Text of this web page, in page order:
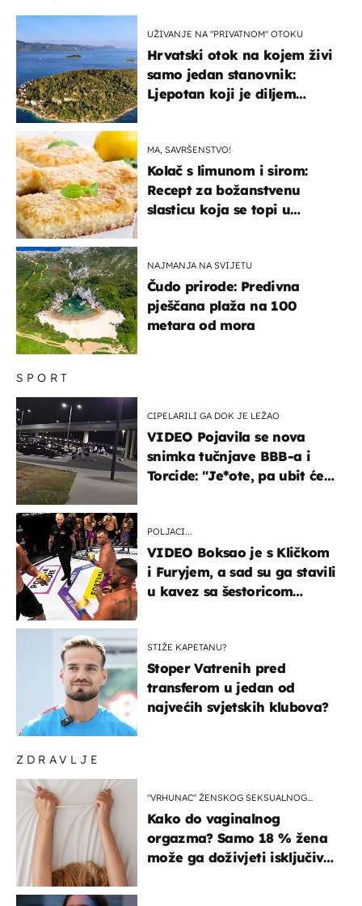
ZDRAVLJE
"VRHUNAC" ŽENSKOG SEKSUALNOG
Kako do vaginalnog
orgazma? Samo 18 % žena
može ga doživjeti isključivo
SPORT
CIPELARILI GA DOK JE LEŽAO
VIDEO Pojavila se nova
snimka tučnjave BBB-a i
Torcide: "Je*ote, pa ubit će
POLJACI...
VIDEO Boksao je s Kličkom
i Furyjem, a sad su ga stavili
u kavez sa šestoricom
STIŽE KAPETANU?
Stoper Vatrenih pred
transferom u jedan od
najvećih svjetskih klubova?
UŽIVANJE NA "PRIVATNOM" OTOKU
Hrvatski otok na kojem živi
samo jedan stanovnik:
Ljepotan koji je diljem
MA, SAVRŠENSTVO!
Kolač s limunom i sirom:
Recept za božanstvenu
slasticu koja se topi u
NAJMANJA NA SVIJETU
Čudo prirode: Predivna
pješčana plaža na 100
metara od mora